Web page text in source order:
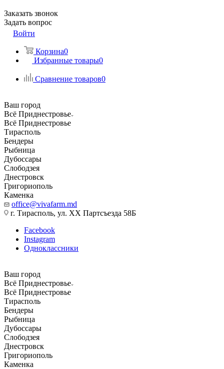
Заказать звонок
Задать вопрос
Войти
Корзина0
Избранные товары0
Сравнение товаров0
Ваш город
Всё Приднестровье
Всё Приднестровье
Тирасполь
Бендеры
Рыбница
Дубоссары
Слободзея
Днестровск
Григориополь
Каменка
office@vivafarm.md
г. Тирасполь, ул. ХХ Партсъезда 58Б
Facebook
Instagram
Одноклассники
Ваш город
Всё Приднестровье
Всё Приднестровье
Тирасполь
Бендеры
Рыбница
Дубоссары
Слободзея
Днестровск
Григориополь
Каменка